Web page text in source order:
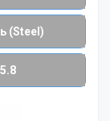
(Steel)
5.8